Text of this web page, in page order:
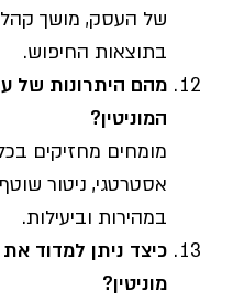
של העסק, מושך קהל
בתוצאות החיפוש.
מהם היתרונות של
המוניטין?
מומחים מחזיקים
אסטרטגי, ניטור
במהירות וביעילות.
כיצד ניתן למדוד
מוניטין?